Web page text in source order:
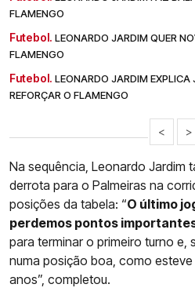
FLAMENGO
Futebol. LEONARDO JARDIM QUER
FLAMENGO
Futebol. LEONARDO JARDIM EXPLICA
REFORÇAR O FLAMENGO
< >
Na sequência, Leonardo Jardim
derrota para o Palmeiras na
posições da tabela: “O último
perdemos pontos
para terminar o primeiro turno e,
numa posição boa, como esteve
anos”, completou.